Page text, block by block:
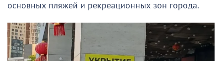
основных пляжей и рекреационных зон города.